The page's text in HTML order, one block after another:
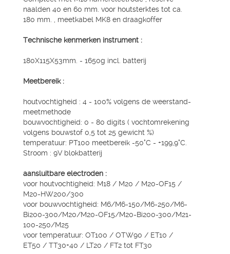
naalden 40 en 60 mm. voor houtsterktes tot ca.
180 mm. , meetkabel MK8 en draagkoffer
Technische kenmerken instrument :
180X115X53mm. - 1650g incl. batterij
Meetbereik :
houtvochtigheid : 4 - 100% volgens de weerstand-
meetmethode
bouwvochtigheid: 0 - 80 digits ( vochtomrekening
volgens bouwstof 0,5 tot 25 gewicht %)
temperatuur: PT100 meetbereik -50°C - +199,9°C.
Stroom : 9V blokbatterij
aansluitbare electroden :
voor houtvochtigheid: M18 / M20 / M20-OF15 /
M20-HW200/300
voor bouwvochtigheid: M6/M6-150/M6-250/M6-
Bi200-300/M20/M20-OF15/M20-Bi200-300/M21-
100-250/M25
voor temperatuur: OT100 / OTW90 / ET10 /
ET50 / TT30+40 / LT20 / FT2 tot FT30